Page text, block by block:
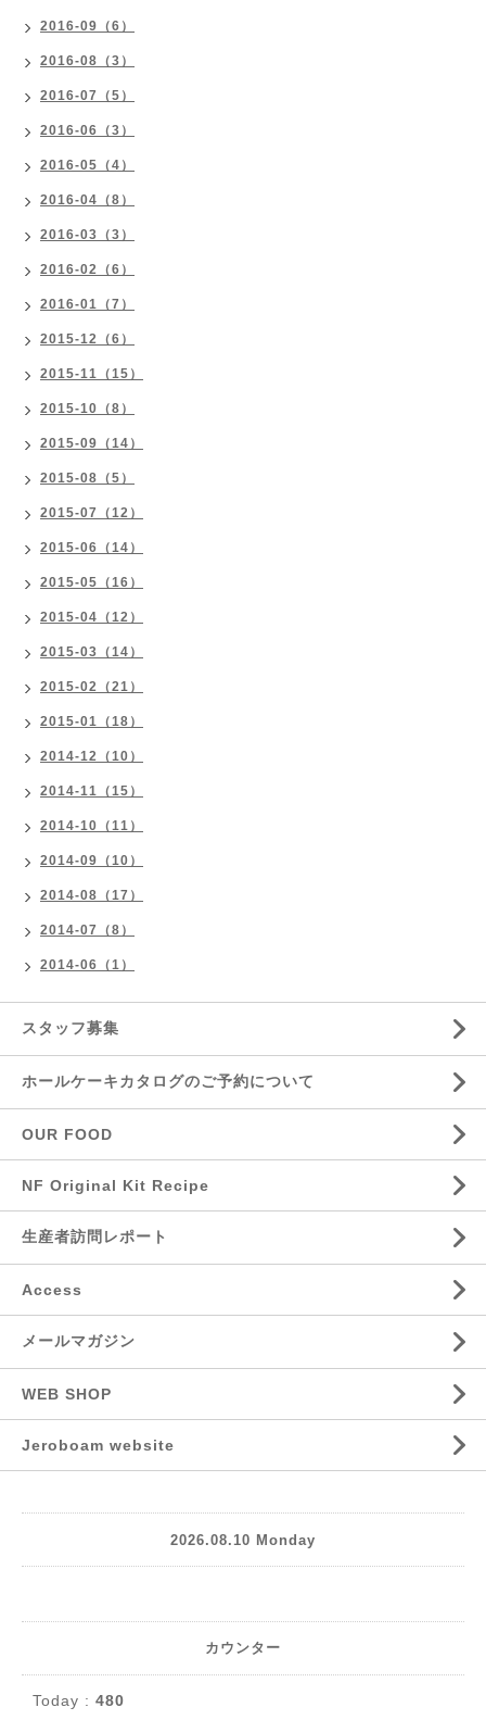
2016-09（6）
2016-08（3）
2016-07（5）
2016-06（3）
2016-05（4）
2016-04（8）
2016-03（3）
2016-02（6）
2016-01（7）
2015-12（6）
2015-11（15）
2015-10（8）
2015-09（14）
2015-08（5）
2015-07（12）
2015-06（14）
2015-05（16）
2015-04（12）
2015-03（14）
2015-02（21）
2015-01（18）
2014-12（10）
2014-11（15）
2014-10（11）
2014-09（10）
2014-08（17）
2014-07（8）
2014-06（1）
スタッフ募集
ホールケーキカタログのご予約について
OUR FOOD
NF Original Kit Recipe
生産者訪問レポート
Access
メールマガジン
WEB SHOP
Jeroboam website
2026.08.10 Monday
カウンター
Today : 480